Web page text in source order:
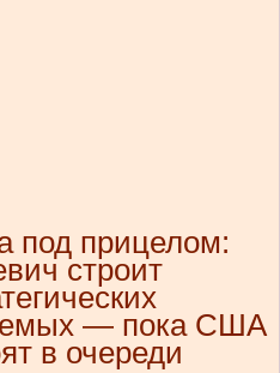
под прицелом:
строит
— пока США
в очереди